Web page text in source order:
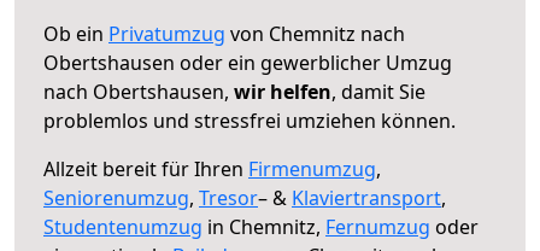
Ob ein Privatumzug von Chemnitz nach
Obertshausen oder ein gewerblicher Umzug
nach Obertshausen, wir helfen, damit Sie
problemlos und stressfrei umziehen können.
Allzeit bereit für Ihren Firmenumzug,
Seniorenumzug, Tresor– & Klaviertransport,
Studentenumzug in Chemnitz, Fernumzug oder